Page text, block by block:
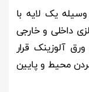
یک لایه با
داخلی و خارجی
آلوزینک قرار
محیط و پایین